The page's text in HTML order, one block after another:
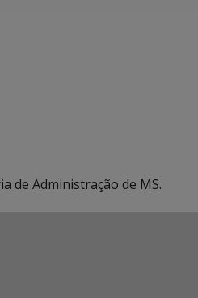
de Administração de MS.